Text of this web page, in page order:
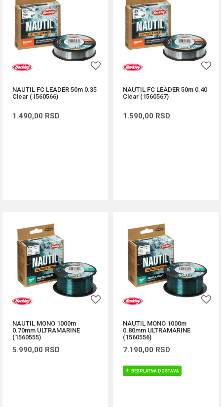
NAUTIL FC LEADER 50m 0.35
Clear (1560566)
1.490,00 RSD
NAUTIL FC LEADER 50m 0.40
Clear (1560567)
1.590,00 RSD
NAUTIL MONO 1000m
0.70mm ULTRAMARINE
(1560555)
5.990,00 RSD
NAUTIL MONO 1000m
0.80mm ULTRAMARINE
(1560556)
7.190,00 RSD
BESPLATNA DOSTAVA